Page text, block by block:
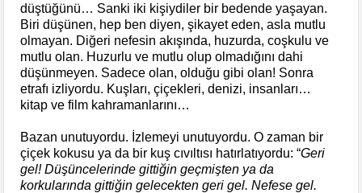
düştüğünü… Sanki iki kişiydiler bir bedende yaşayan.
Biri düşünen, hep ben diyen, şikayet eden, asla mutlu
olmayan. Diğeri nefesin akışında, huzurda, coşkulu ve
mutlu olan. Huzurlu ve mutlu olup olmadığını dahi
düşünmeyen. Sadece olan, olduğu gibi olan! Sonra
etrafı izliyordu. Kuşları, çiçekleri, denizi, insanları…
kitap ve film kahramanlarını…
Bazan unutuyordu. İzlemeyi unutuyordu. O zaman bir
çiçek kokusu ya da bir kuş cıvıltısı hatırlatıyordu: “Geri
gel! Düşüncelerinde gittiğin geçmişten ya da
korkularında gittiğin gelecekten geri gel. Nefese gel.